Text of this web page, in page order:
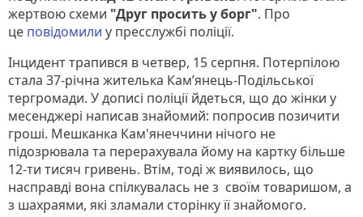
жертвою схеми "Друг просить у борг". Про
це повідомили у пресслужбі поліції.
Інцидент трапився в четвер, 15 серпня. Потерпілою
стала 37-річна жителька Кам’янець-Подільської
тергромади. У дописі поліції йдеться, що до жінки у
месенджері написав знайомий: попросив позичити
гроші. Мешканка Кам'янеччини нічого не
підозрювала та перерахувала йому на картку більше
12-ти тисяч гривень. Втім, тоді ж виявилось, що
насправді вона спілкувалась не з своїм товаришом, а
з шахраями, які зламали сторінку її знайомого.